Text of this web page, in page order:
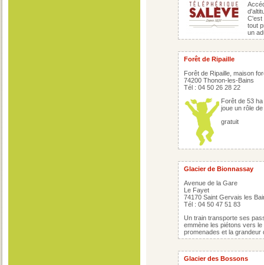
C'est
tout
un
Forêt de Ripaille
Forêt de Ripaille, maison
74200 Thonon-les-Bains
Tél : 04 50 26 28 22
Forêt de 53
joue un rôle
gratuit
Glacier de Bionnassay
Avenue de la Gare
Le Fayet
74170 Saint Gervais les
Tél : 04 50 47 51 83
Un train transporte ses
emmène les piétons vers
promenades et la grandeur
Glacier des Bossons